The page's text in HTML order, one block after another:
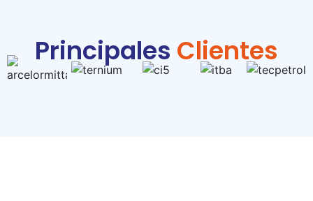
Principales Clientes